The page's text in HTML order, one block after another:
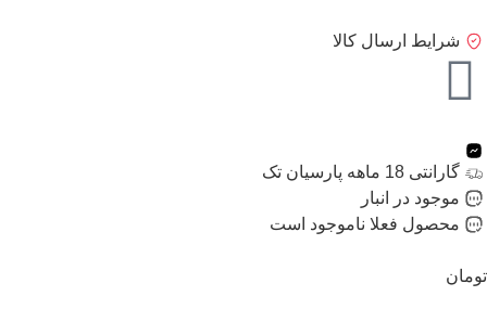
شرایط ارسال کالا
گارانتی 18 ماهه پارسیان تک
موجود در انبار
محصول فعلا ناموجود است
تومان